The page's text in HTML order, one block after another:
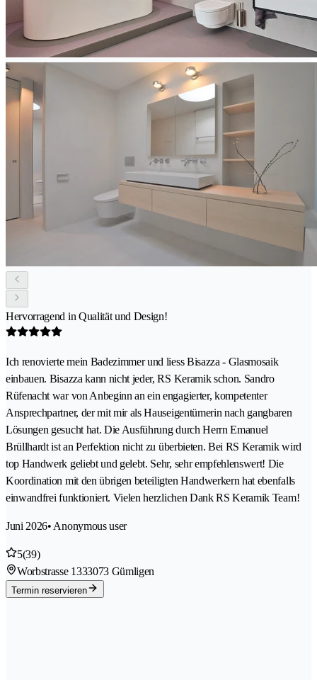
Hervorragend in Qualität und Design!
Ich renovierte mein Badezimmer und liess Bisazza - Glasmosaik
einbauen. Bisazza kann nicht jeder, RS Keramik schon. Sandro
Rüfenacht war von Anbeginn an ein engagierter, kompetenter
Ansprechpartner, der mit mir als Hauseigentümerin nach gangbaren
Lösungen gesucht hat. Die Ausführung durch Herrn Emanuel
Brüllhardt ist an Perfektion nicht zu überbieten. Bei RS Keramik wird
top Handwerk geliebt und gelebt. Sehr, sehr empfehlenswert! Die
Koordination mit den übrigen beteiligten Handwerkern hat ebenfalls
einwandfrei funktioniert. Vielen herzlichen Dank RS Keramik Team!
Juni 2026• Anonymous user
5(39)
Worbstrasse 1333073 Gümligen
Termin reservieren